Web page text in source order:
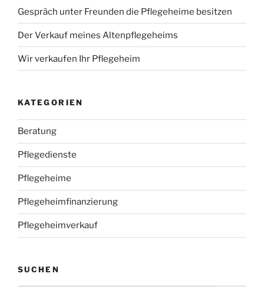
Gespräch unter Freunden die Pflegeheime besitzen
Der Verkauf meines Altenpflegeheims
Wir verkaufen Ihr Pflegeheim
KATEGORIEN
Beratung
Pflegedienste
Pflegeheime
Pflegeheimfinanzierung
Pflegeheimverkauf
SUCHEN